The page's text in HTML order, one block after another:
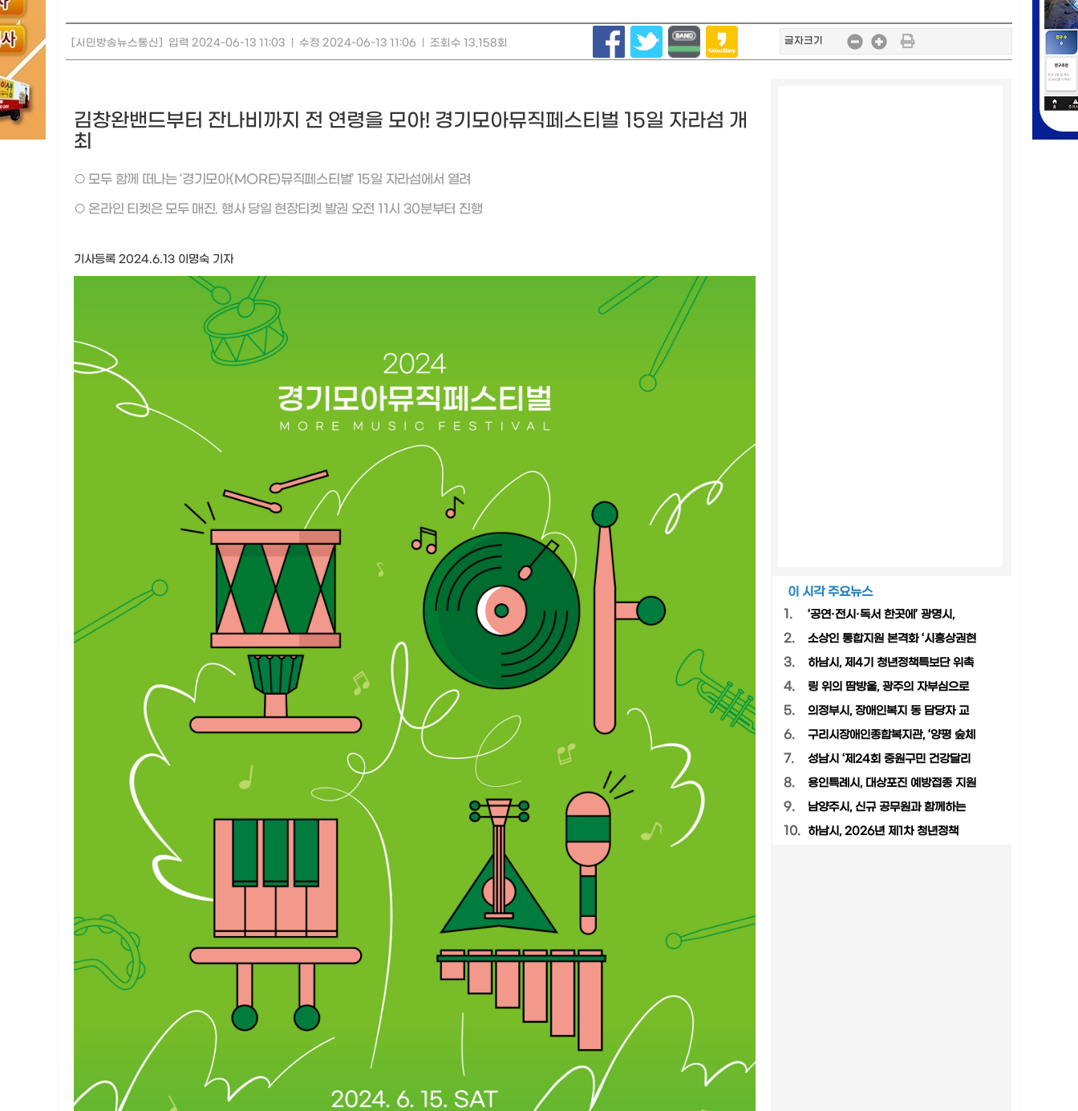
[시민방송뉴스통신] 입력 2024-06-13 11:03 수정 2024-06-13 11:06 조회수 13,158회 글자크기
김창완밴드부터 잔나비까지 전 연령을 모아! 경기모아뮤직페스티벌 15일 자라섬 개
최
○ 모두 함께 떠나는 ‘경기모아(MORE)뮤직페스티벌’ 15일 자라섬에서 열려
○ 온라인 티켓은 모두 매진. 행사 당일 현장티켓 발권 오전 11시 30분부터 진행
기사등록 2024.6.13 이명숙 기자
이 시각 주요뉴스
1.
‘공연·전시·독서 한곳에’ 광명시,
2. 소상인 통합지원 본격화 ‘시흥상권현
3. 하남시, 제4기 청년정책특보단 위촉
4. 링 위의 땀방울, 광주의 자부심으로
5. 의정부시, 장애인복지 동 담당자 교
6. 구리시장애인종합복지관, ‘양평 숲체
7. 성남시 ‘제24회 중원구민 건강달리
8. 용인특례시, 대상포진 예방접종 지원
9. 남양주시, 신규 공무원과 함께하는
10. 하남시, 2026년 제1차 청년정책